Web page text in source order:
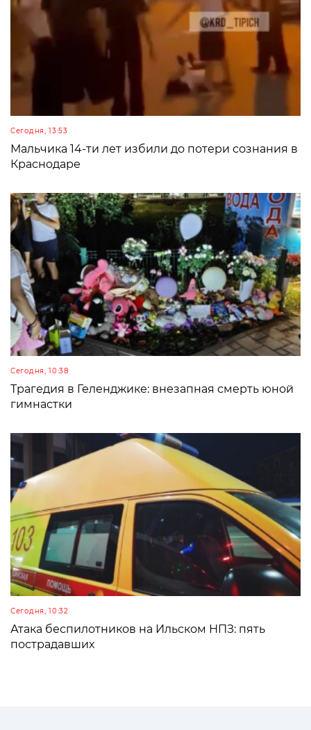
Сегодня, 13:53
Мальчика 14-ти лет избили до потери сознания в
Краснодаре
Сегодня, 10:38
Трагедия в Геленджике: внезапная смерть юной
гимнастки
Сегодня, 10:32
Атака беспилотников на Ильском НПЗ: пять
пострадавших